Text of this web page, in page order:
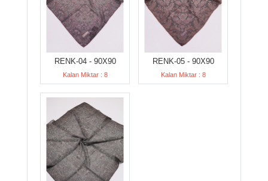
RENK-04 - 90X90
Kalan Miktar : 8
RENK-05 - 90X90
Kalan Miktar : 8